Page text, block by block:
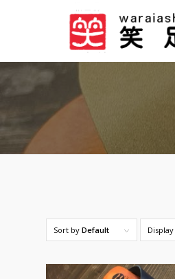
Sort by Default Display